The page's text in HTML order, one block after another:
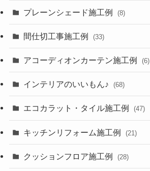
プレーンシェード施工例 (8)
間仕切工事施工例 (33)
アコーディオンカーテン施工例 (6)
インテリアのいいもん♪ (68)
エコカラット・タイル施工例 (47)
キッチンリフォーム施工例 (21)
クッションフロア施工例 (28)